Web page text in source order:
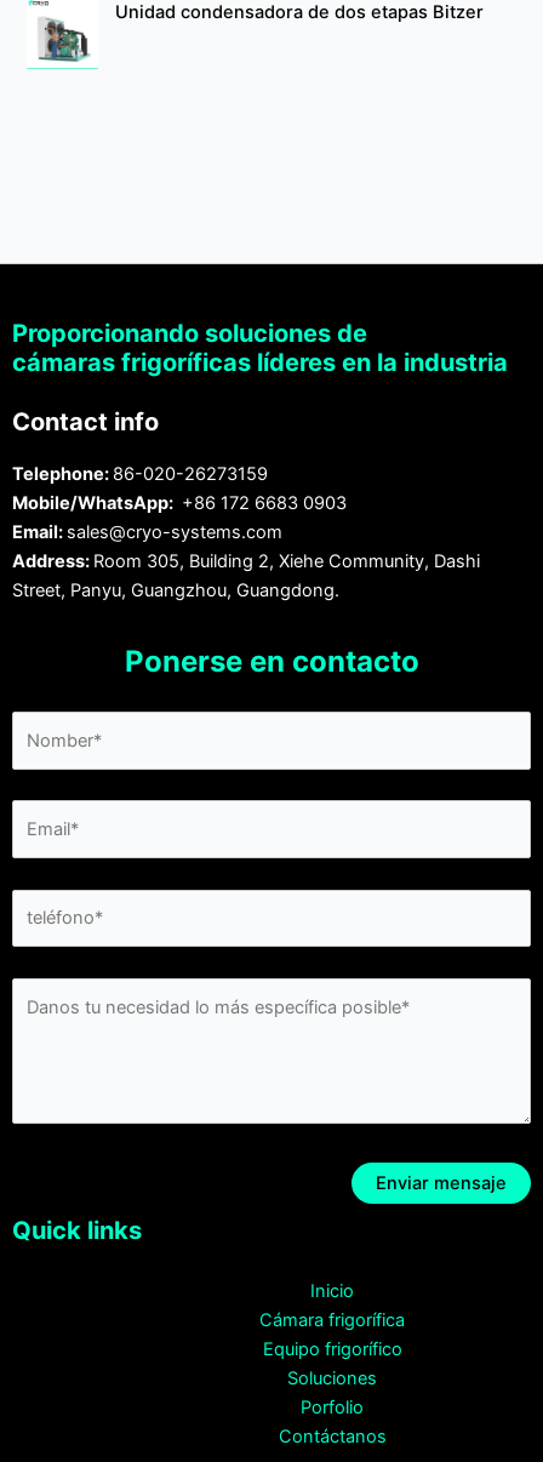
Unidad condensadora de dos etapas Bitzer
Proporcionando soluciones de
cámaras frigoríficas líderes en la industria
Contact info
Telephone: 86-020-26273159
Mobile/WhatsApp: +86 172 6683 0903
Email: sales@cryo-systems.com
Address: Room 305, Building 2, Xiehe Community, Dashi
Street, Panyu, Guangzhou, Guangdong.
Ponerse en contacto
Quick links
Inicio
Cámara frigorífica
Equipo frigorífico
Soluciones
Porfolio
Contáctanos